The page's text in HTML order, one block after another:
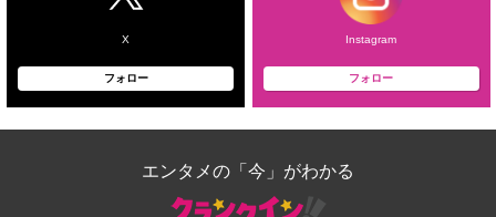
X
フォロー
Instagram
フォロー
エンタメの「今」がわかる